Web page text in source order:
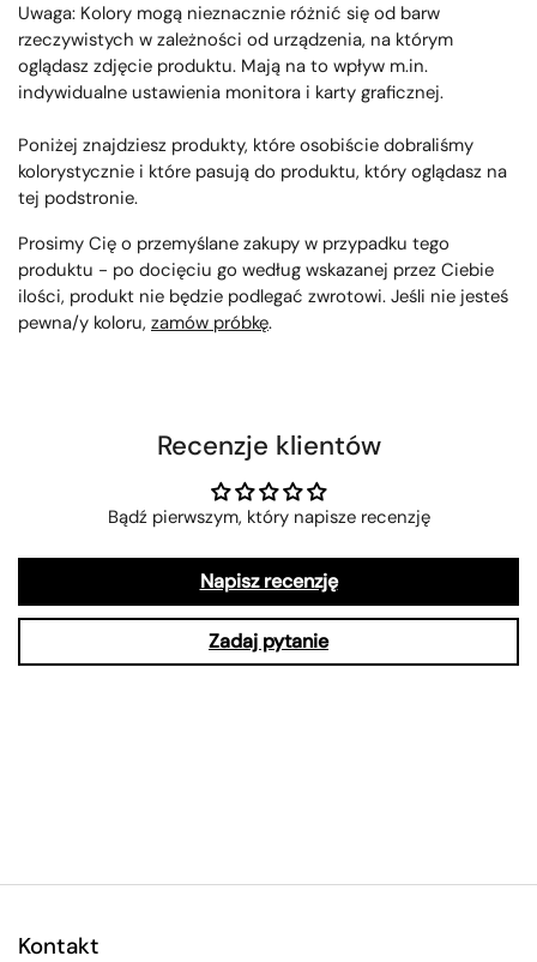
Uwaga: Kolory mogą nieznacznie różnić się od barw
rzeczywistych w zależności od urządzenia, na którym
oglądasz zdjęcie produktu. Mają na to wpływ m.in.
indywidualne ustawienia monitora i karty graficznej.
Poniżej znajdziesz produkty, które osobiście dobraliśmy
kolorystycznie i które pasują do produktu, który oglądasz na
tej podstronie.
Prosimy Cię o przemyślane zakupy w przypadku tego
produktu - po docięciu go według wskazanej przez Ciebie
ilości, produkt nie będzie podlegać zwrotowi. Jeśli nie jesteś
pewna/y koloru, zamów próbkę.
Recenzje klientów
Bądź pierwszym, który napisze recenzję
Napisz recenzję
Zadaj pytanie
Kontakt